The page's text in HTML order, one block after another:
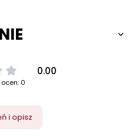
0.00
0
i opisz